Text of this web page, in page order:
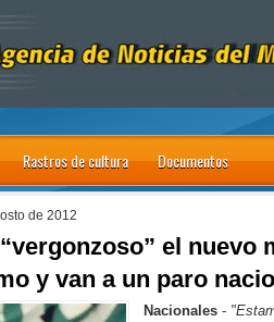
Rastros de cultura Documentos
de 2012
el nuevo
y van a un paro
Nacionales -